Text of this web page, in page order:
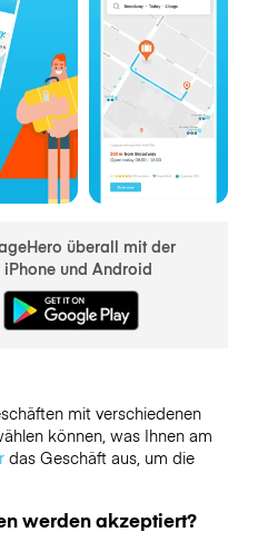
überall mit der
und Android
mit verschiedenen
können, was Ihnen am
das Geschäft aus, um die
werden akzeptiert?